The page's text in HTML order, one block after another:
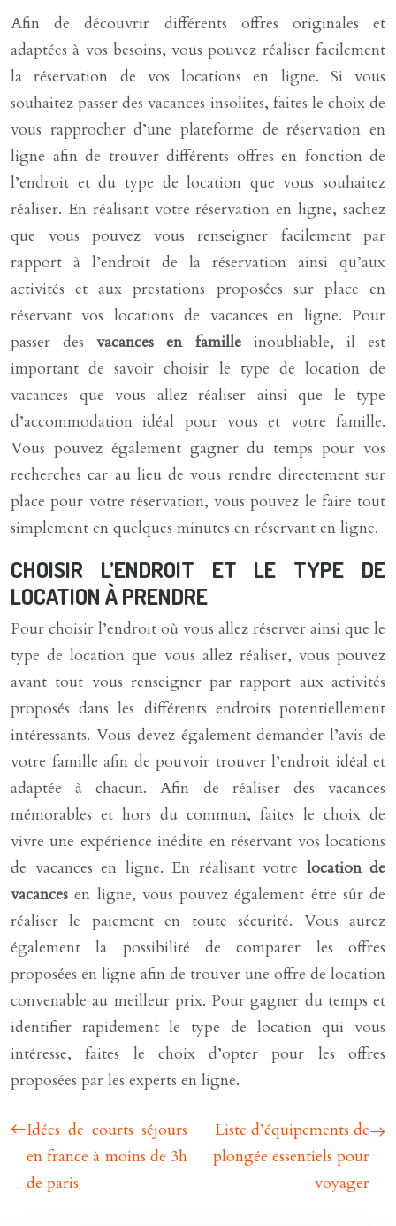
Afin de découvrir différents offres originales et
adaptées à vos besoins, vous pouvez réaliser facilement
la réservation de vos locations en ligne. Si vous
souhaitez passer des vacances insolites, faites le choix de
vous rapprocher d’une plateforme de réservation en
ligne afin de trouver différents offres en fonction de
l’endroit et du type de location que vous souhaitez
réaliser. En réalisant votre réservation en ligne, sachez
que vous pouvez vous renseigner facilement par
rapport à l’endroit de la réservation ainsi qu’aux
activités et aux prestations proposées sur place en
réservant vos locations de vacances en ligne. Pour
passer desvacances en famille inoubliable, il est
important de savoir choisir le type de location de
vacances que vous allez réaliser ainsi que le type
d’accommodation idéal pour vous et votre famille.
Vous pouvez également gagner du temps pour vos
recherches car au lieu de vous rendre directement sur
place pour votre réservation, vous pouvez le faire tout
simplement en quelques minutes en réservant en ligne.
CHOISIR L’ENDROIT ET LE TYPE DE
LOCATION À PRENDRE
Pour choisir l’endroit où vous allez réserver ainsi que le
type de location que vous allez réaliser, vous pouvez
avant tout vous renseigner par rapport aux activités
proposés dans les différents endroits potentiellement
intéressants. Vous devez également demander l’avis de
votre famille afin de pouvoir trouver l’endroit idéal et
adaptée à chacun. Afin de réaliser des vacances
mémorables et hors du commun, faites le choix de
vivre une expérience inédite en réservant vos locations
de vacances en ligne. En réalisant votre location de
vacances en ligne, vous pouvez également être sûr de
réaliser le paiement en toute sécurité. Vous aurez
également la possibilité de comparer les offres
proposées en ligne afin de trouver une offre de location
convenable au meilleur prix. Pour gagner du temps et
identifier rapidement le type de location qui vous
intéresse, faites le choix d’opter pour les offres
proposées par les experts en ligne.
Idées de courts séjours
en france à moins de 3h
de paris
Liste d’équipements de
plongée essentiels pour
voyager